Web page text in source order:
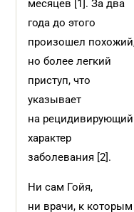
месяцев [1]. За два
года до этого
произошел
но более легкий
приступ, что
указывает
на рецидивирующий
характер
заболевания [2].
Ни сам Гойя,
ни врачи, к которым